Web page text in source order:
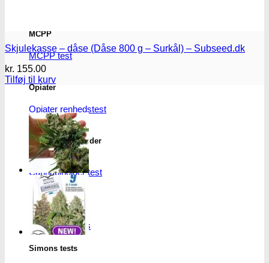
MCPP
MCPP test
Opiater
Opiater renhedstest
THC/Cannabinoider
THC test
Cannabinoider test
Robadope
Robadope tests
Simons tests
Skjulekasse – dåse (Dåse 800 g – Surkål) – Subseed.dk
kr. 155.00
Tilføj til kurv